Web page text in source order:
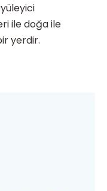
ile doğa ile
yerdir.